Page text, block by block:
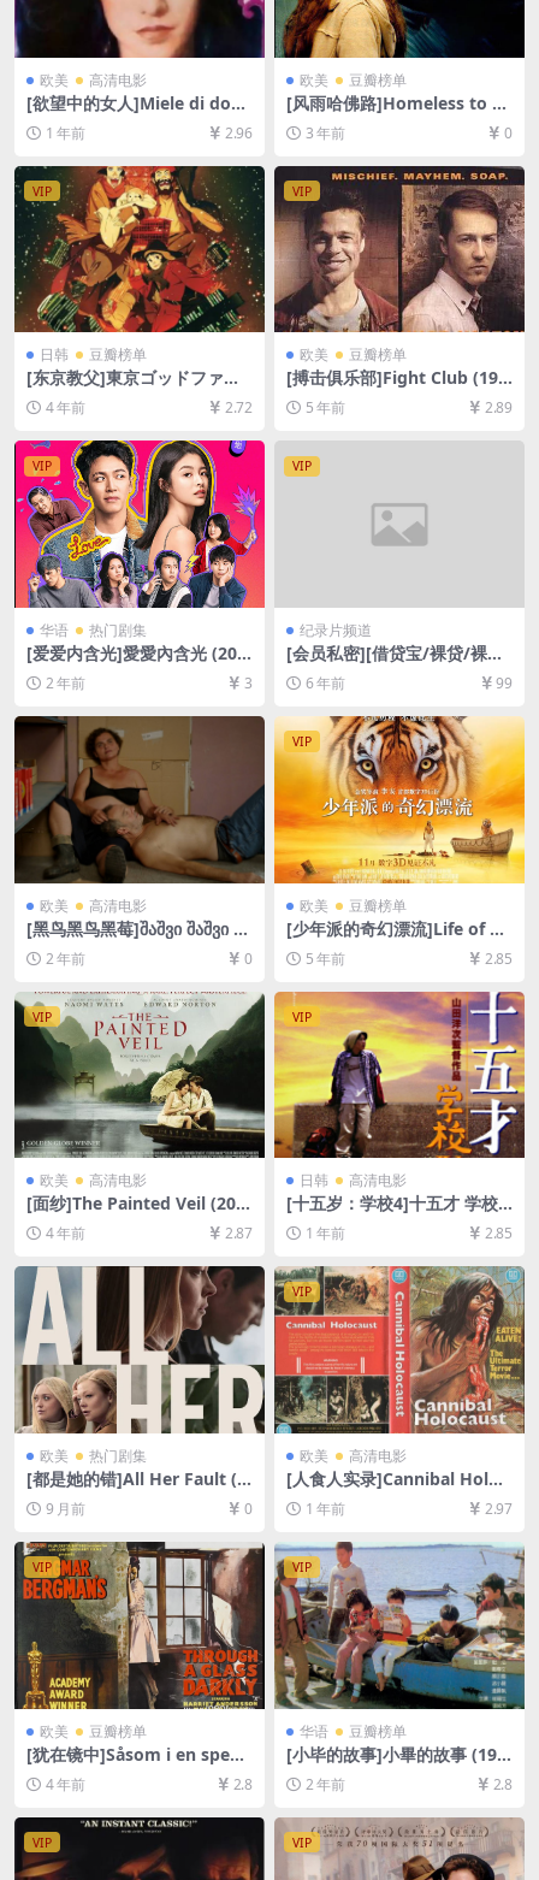
欧美 高清电影
[欲望中的女人]Miele di donn
a (1981)[百度网盘+夸克网盘1
080P超清未删减资源][网盘在
字幕]
1 年前 2.96
欧美 豆瓣榜单
[风雨哈佛路]Homeless to H
arvard: The Liz Murray Stor
y (2003)[百度网盘+夸克网盘1
放/下载][MP4/5.7GB][中英字
幕]
3 年前 0
VIP
日韩 豆瓣榜单
[东京教父]東京ゴッドファー
ザーズ (2003)[百度网盘+迅雷
云盘资源1080P超清未删减]
[MP4/4.7GB][日语中字]
4 年前 2.72
VIP
欧美 豆瓣榜单
[搏击俱乐部]Fight Club (199
9)[百度网盘+夸克网盘+迅雷云
盘资源1080P超清未删减][MP
4/8.9GB][中英字幕]
5 年前 2.89
VIP
华语 热门剧集
[爱爱内含光]愛愛內含光 (202
4)[百度网盘+夸克网盘1080P
超清未删减资源][网盘在线播
放/下载][MP4/12GB][中文字
幕]
2 年前 3
VIP
纪录片频道
[会员私密][借贷宝/裸贷/裸条]
[8.5GB+14GB完整资源包][百
度网盘+迅雷云盘资源][网盘下
载]
6 年前 99
欧美 高清电影
[黑鸟黑鸟黑莓]შაშვი შაშვი მა
ყვალი (2023)[百度网盘+夸克
网盘1080P超清未删减资源]
2GB][中英字幕]
2 年前 0
VIP
欧美 豆瓣榜单
[少年派的奇幻漂流]Life of Pi
(2012)[百度网盘+迅雷云盘资
源1080P超清][MP4/8.3GB]
5 年前 2.85
VIP
欧美 高清电影
[面纱]The Painted Veil (200
6)[百度网盘+夸克网盘+迅雷云
盘资源1080P超清未删减][MP
4/8GB][中英字幕]
4 年前 2.87
VIP
日韩 高清电影
[十五岁：学校4]十五才 学校I
V (2000)[百度网盘+夸克网盘1
080P超清未删减资源][网盘在
线播放/下载][MP4/8GB][中文
字幕]
1 年前 2.85
欧美 热门剧集
[都是她的错]All Her Fault (2
025)[百度网盘+夸克网盘1080
P超清未删减资源][网盘在线播
放/下载][MP4/29GB][中英字
幕]
9 月前 0
VIP
欧美 高清电影
[人食人实录]Cannibal Holoc
aust (1980)[百度网盘+夸克网
盘1080P超清未删减资源][网
盘在线播放/下载][MP4/6.8G
B][中文字幕]
1 年前 2.97
VIP
欧美 豆瓣榜单
[犹在镜中]Såsom i en spege
l (1961)[百度网盘+迅雷云盘
资源1080P超清未删减][MP4/
4 年前 2.8
VIP
华语 豆瓣榜单
[小毕的故事]小畢的故事 (198
3)[百度网盘+夸克网盘1080P
超清未删减资源][网盘在线播
幕]
2 年前 2.8
VIP VIP